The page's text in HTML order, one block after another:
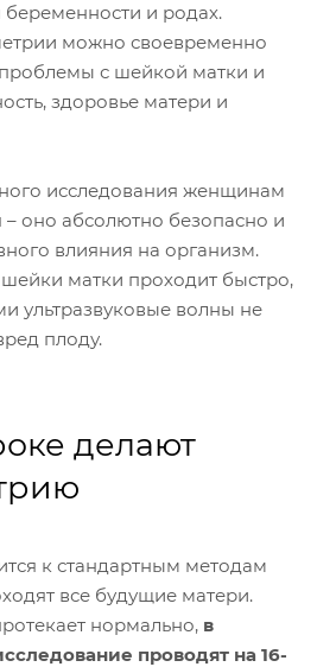
беременности и родах.
можно своевременно
проблемы с шейкой матки и
здоровье матери и
исследования женщинам
– оно абсолютно безопасно и
влияния на организм.
матки проходит быстро,
ультразвуковые волны не
плоду.
делают
к стандартным методам
все будущие матери.
нормально, в
проводят на 16-